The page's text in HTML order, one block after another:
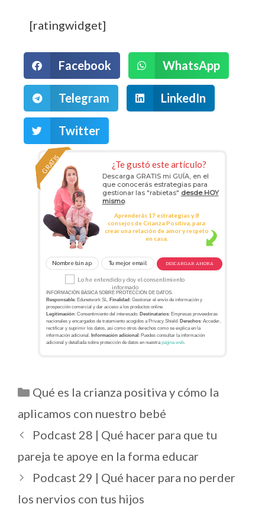
[ratingwidget]
Facebook WhatsApp
Telegram LinkedIn
Twitter
¿Te gustó este artículo?
GRATIS
Descarga GRATIS mi GUÍA, en el
que conocerás estrategias para
gestionar las "rabietas" desde HOY
mismo.
Aprenderás 17 estrategias y 8
consejos de Crianza Positiva, para
crear una relación de amor y respeto
en casa.
INFORMACIÓN BÁSICA SOBRE PROTECCIÓN DE DATOS.
Responsable: Edunetwork SL. Finalidad : Gestionar el envío de información y
prospección comercial y dar acceso a los productos online
Legitimación: Consentimiento del interesado. Destinatarios: Empresas proveedoras
nacionales y encargados de tratamiento acogidos a Privacy Shield. Derechos: Acceder,
rectificar y suprimir los datos, así como otros derechos como se explica en la
información adicional. Información adicional: Puedes consultar la información
adicional y detallada sobre protección de datos en nuestrapágina web.
Lo he entendido y doy el consentimiento
informado
DESCARGAR AHORA
Qué es la crianza positiva y cómo la
aplicamos con nuestro bebé
Podcast 28 | Qué hacer para que tu
pareja te apoye en la forma educar
Podcast 29 | Qué hacer para no perder
los nervios con tus hijos